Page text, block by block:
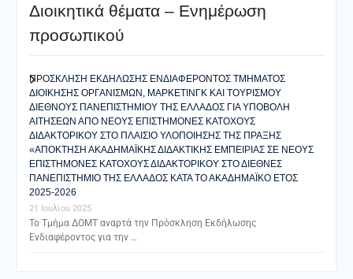
Διοικητικά θέματα – Ενημέρωση
προσωπικού
ΠΡΟΣΚΛΗΣΗ ΕΚΔΗΛΩΣΗΣ ΕΝΔΙΑΦΕΡΟΝΤΟΣ ΤΜΗΜΑΤΟΣ
ΔΙΟΙΚΗΣΗΣ ΟΡΓΑΝΙΣΜΩΝ, ΜΑΡΚΕΤΙΝΓΚ ΚΑΙ ΤΟΥΡΙΣΜΟΥ
ΔΙΕΘΝΟΥΣ ΠΑΝΕΠΙΣΤΗΜΙΟΥ ΤΗΣ ΕΛΛΑΔΟΣ ΓΙΑ ΥΠΟΒΟΛΗ
ΑΙΤΗΣΕΩΝ ΑΠΟ ΝΕΟΥΣ ΕΠΙΣΤΗΜΟΝΕΣ ΚΑΤΟΧΟΥΣ
ΔΙΔΑΚΤΟΡΙΚΟΥ ΣΤΟ ΠΛΑΙΣΙΟ ΥΛΟΠΟΙΗΣΗΣ ΤΗΣ ΠΡΑΞΗΣ
«ΑΠΟΚΤΗΣΗ ΑΚΑΔΗΜΑΪΚΗΣ ΔΙΔΑΚΤΙΚΗΣ ΕΜΠΕΙΡΙΑΣ ΣΕ ΝΕΟΥΣ
ΕΠΙΣΤΗΜΟΝΕΣ ΚΑΤΟΧΟΥΣ ΔΙΔΑΚΤΟΡΙΚΟΥ ΣΤΟ ΔΙΕΘΝΕΣ
ΠΑΝΕΠΙΣΤΗΜΙΟ ΤΗΣ ΕΛΛΑΔΟΣ ΚΑΤΑ ΤΟ ΑΚΑΔΗΜΑΪΚΟ ΕΤΟΣ
2025-2026
21 Ιουλίου 2025
Το Τμήμα ΔΟΜΤ αναρτά την Πρόσκληση Εκδήλωσης
Ενδιαφέροντος για την …